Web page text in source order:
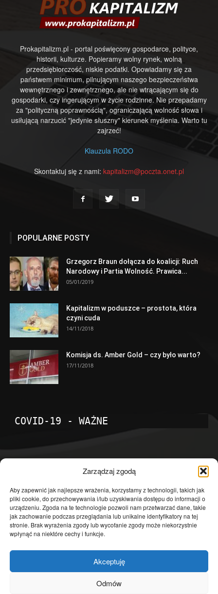
Zarządzaj zgodą
Aby zapewnić jak najlepsze wrażenia, korzystamy z technologii, takich jak
pliki cookie, do przechowywania i/lub uzyskiwania dostępu do informacji o
urządzeniu. Zgoda na te technologie pozwoli nam przetwarzać dane, takie
jak zachowanie podczas przeglądania lub unikalne identyfikatory na tej
stronie. Brak wyrażenia zgody lub wycofanie zgody może niekorzystnie
wpłynąć na niektóre cechy i funkcje.
Akceptuję
Odmów
Prokapitalizm.pl - portal poświęcony gospodarce, polityce,
historii, kulturze. Popieramy wolny rynek, wolną
przedsiębiorczość, niskie podatki. Opowiadamy się za
państwem minimum, pilnującym naszego bezpieczeństwa
wewnętrznego i zewnętrznego, ale nie wtrącającym się do
gospodarki, czy ingerującym w życie rodzinne. Nie przepadamy
za "polityczną poprawnością", ograniczającą wolność słowa i
usiłującą narzucić "jedynie słuszny" kierunek myślenia. Warto tu
zajrzeć!
Klauzula RODO
Skontaktuj się z nami: kapitalizm@poczta.onet.pl
POPULARNE POSTY
Grzegorz Braun dołącza do koalicji: Ruch
Narodowy i Partia Wolność. Prawica...
05/01/2019
Kapitalizm w poduszce – prostota, która
czyni cuda
14/11/2018
Komisja ds. Amber Gold – czy było warto?
17/11/2018
COVID-19 - WAŻNE
Temat dnia
4601
Publicystyka
4363
Polityka
3639
Polska
Społeczeństwo
2823